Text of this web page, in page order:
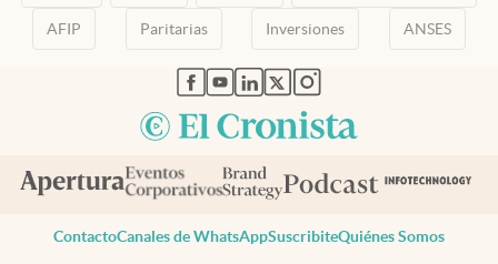
AFIP Paritarias Inversiones ANSES
abre en nueva pestaña
abre en nueva pestaña
abre en nueva pestaña
abre en nueva pestaña
abre en nueva pestaña
ContactoCanales de WhatsAppSuscribiteQuiénes Somos